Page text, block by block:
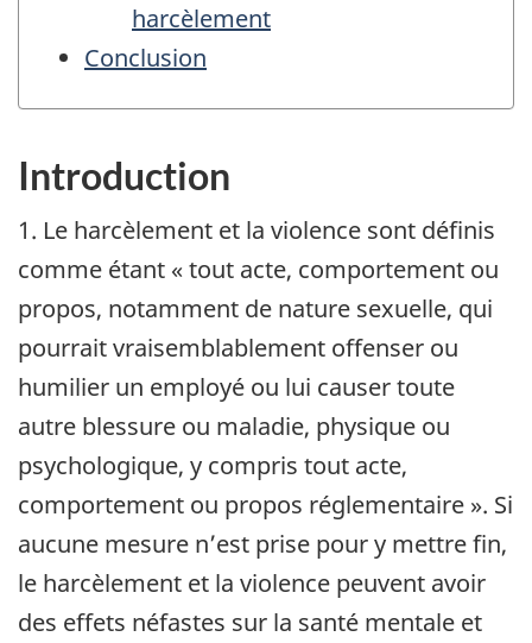
harcèlement
Conclusion
Introduction
1. Le harcèlement et la violence sont définis
comme étant « tout acte, comportement ou
propos, notamment de nature sexuelle, qui
pourrait vraisemblablement offenser ou
humilier un employé ou lui causer toute
autre blessure ou maladie, physique ou
psychologique, y compris tout acte,
comportement ou propos réglementaire ». Si
aucune mesure n’est prise pour y mettre fin,
le harcèlement et la violence peuvent avoir
des effets néfastes sur la santé mentale et